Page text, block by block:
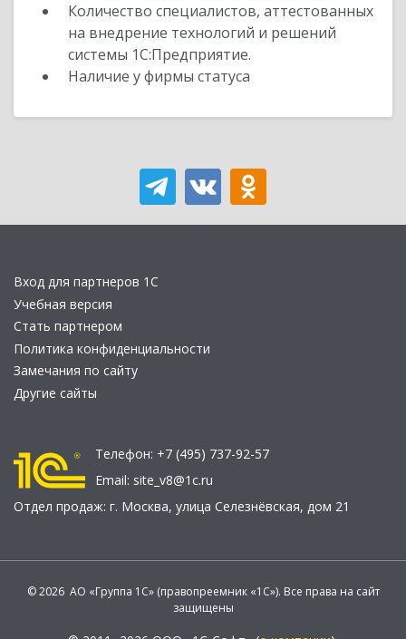
Количество специалистов, аттестованных
на внедрение технологий и решений
системы 1С:Предприятие.
Наличие у фирмы статуса
Вход для партнеров 1С
Учебная версия
Стать партнером
Политика конфиденциальности
Замечания по сайту
Другие сайты
Телефон: +7 (495) 737-92-57
Email: site_v8@1c.ru
Отдел продаж: г. Москва, улица Селезнёвская, дом 21
© 2026 АО «Группа 1С» (правопреемник «1С»). Все права на сайт
защищены